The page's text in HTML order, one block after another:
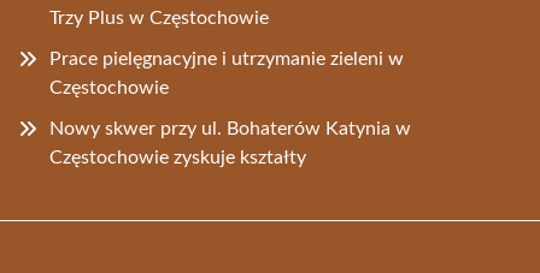
Trzy Plus w Częstochowie
Prace pielęgnacyjne i utrzymanie zieleni w
Częstochowie
Nowy skwer przy ul. Bohaterów Katynia w
Częstochowie zyskuje kształty